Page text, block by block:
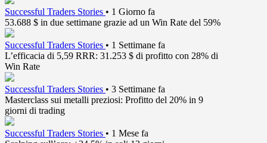
Successful Traders Stories • 1 Giorno fa
53.688 $ in due settimane grazie ad un Win Rate del 59%
Successful Traders Stories • 1 Settimane fa
L’efficacia di 5,59 RRR: 31.253 $ di profitto con 28% di
Win Rate
Successful Traders Stories • 3 Settimane fa
Masterclass sui metalli preziosi: Profitto del 20% in 9
giorni di trading
Successful Traders Stories • 1 Mese fa